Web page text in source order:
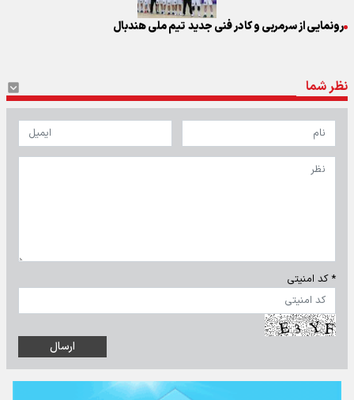
رونمایی از سرمربی و کادر فنی جدید تیم ملی هندبال
نظر شما
* کد امنیتی